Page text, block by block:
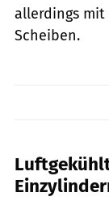
allerdings
Scheiben.